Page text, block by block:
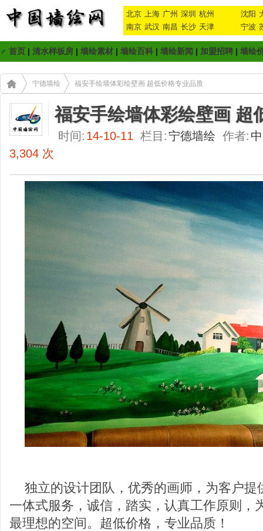
北京 上海 广州 深圳 杭州
南京 武汉 南昌 长沙 天津
沈阳
宁波
♂ 首页 | 清水样板房 | 墙绘素材 | 墙绘百科 | 墙绘新闻 | 加盟招聘 | 墙绘
宁德墙绘 福安手绘墙体彩绘壁画 超低价格专业品质
福安手绘墙体彩绘壁画 超
时间: 14-10-11 栏目:宁德墙绘 作者:
3,304 次
独立的设计团队，优秀的画师，为客户
一体式服务，诚信，踏实，认真工作原则，
最理想的空间。超低价格，专业品质！